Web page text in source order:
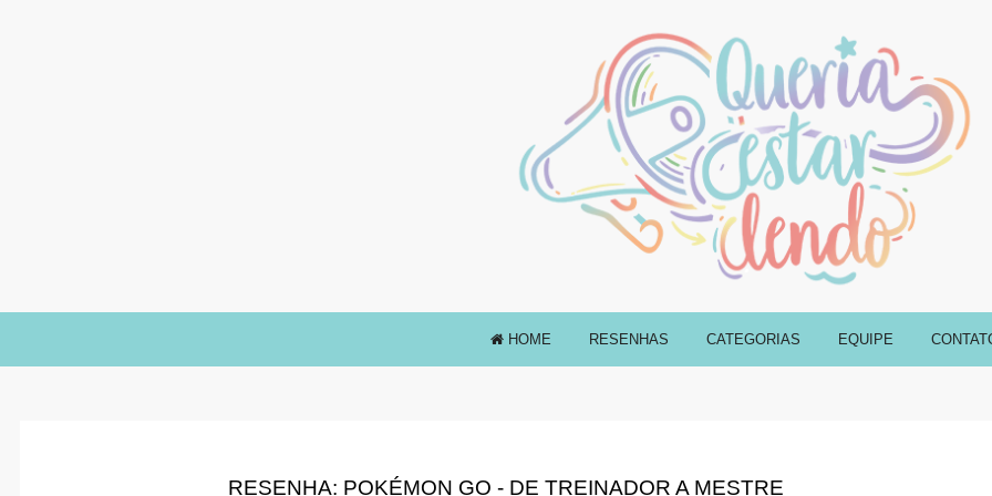
HOME RESENHAS CATEGORIAS EQUIPE
RESENHA: POKÉMON GO - DE TREINADOR A MESTRE